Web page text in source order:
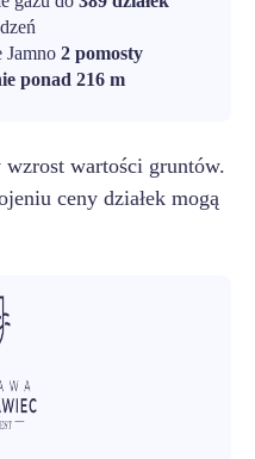
Jamno 2 pomosty
ponad 216 m
wartości gruntów.
ceny działek mogą